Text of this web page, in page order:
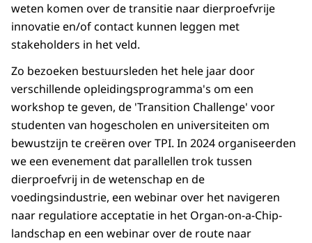
weten komen over de transitie naar dierproefvrije
innovatie en/of contact kunnen leggen met
stakeholders in het veld.
Zo bezoeken bestuursleden het hele jaar door
verschillende opleidingsprogramma's om een ​​
workshop te geven, de 'Transition Challenge' voor
studenten van hogescholen en universiteiten om
bewustzijn te creëren over TPI. In 2024 organiseerden
we een evenement dat parallellen trok tussen
dierproefvrij in de wetenschap en de
voedingsindustrie, een webinar over het navigeren
naar regulatiore acceptatie in het Organ-on-a-Chip-
landschap en een webinar over de route naar